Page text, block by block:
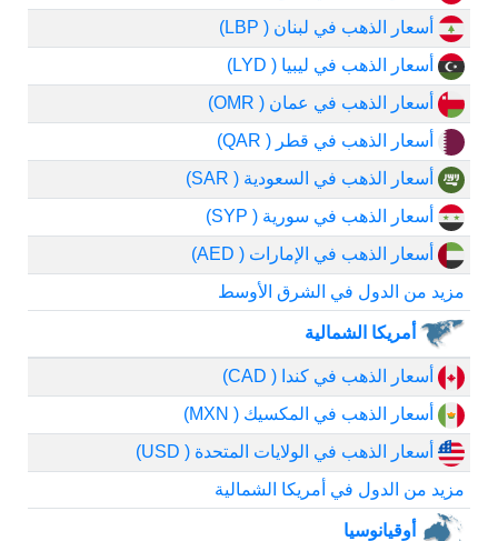
أسعار الذهب في لبنان ( LBP)
أسعار الذهب في ليبيا ( LYD)
أسعار الذهب في عمان ( OMR)
أسعار الذهب في قطر ( QAR)
أسعار الذهب في السعودية ( SAR)
أسعار الذهب في سورية ( SYP)
أسعار الذهب في الإمارات ( AED)
مزيد من الدول في الشرق الأوسط
أمريكا الشمالية
أسعار الذهب في كندا ( CAD)
أسعار الذهب في المكسيك ( MXN)
أسعار الذهب في الولايات المتحدة ( USD)
مزيد من الدول في أمريكا الشمالية
أوقيانوسيا